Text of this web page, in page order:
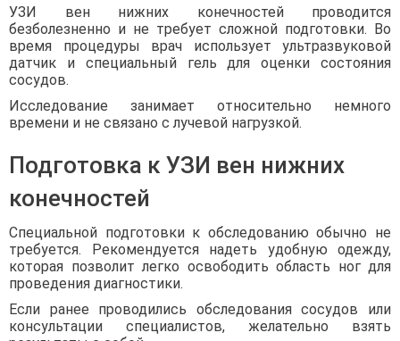
УЗИ вен нижних конечностей проводится
безболезненно и не требует сложной подготовки. Во
время процедуры врач использует ультразвуковой
датчик и специальный гель для оценки состояния
сосудов.
Исследование занимает относительно немного
времени и не связано с лучевой нагрузкой.
Подготовка к УЗИ вен нижних
конечностей
Специальной подготовки к обследованию обычно не
требуется. Рекомендуется надеть удобную одежду,
которая позволит легко освободить область ног для
проведения диагностики.
Если ранее проводились обследования сосудов или
консультации специалистов, желательно взять